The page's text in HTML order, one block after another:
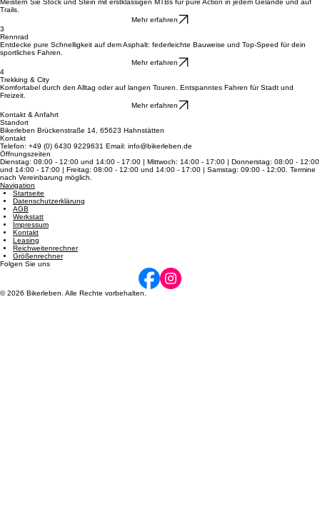
2
Meistern Sie Stock und Stein mit erstklassigen MTBs für pure Action in jedem Gelände und auf
Trails.
Mehr erfahren
3
Entdecke pure Schnelligkeit auf dem Asphalt: federleichte Bauweise und Top-Speed für dein
sportliches Fahren.
Mehr erfahren
4
Komfortabel durch den Alltag oder auf langen Touren. Entspanntes Fahren für Stadt und
Freizeit.
Mehr erfahren
Kontakt & Anfahrt
Standort
Bikerleben Brückenstraße 14, 65623 Hahnstätten
Kontakt
Telefon: +49 (0) 6430 9229631 Email: info@bikerleben.de
Öffnungszeiten
Dienstag: 08:00 - 12:00 und 14:00 - 17:00 | Mittwoch: 14:00 - 17:00 | Donnerstag: 08:00 - 12:00
und 14:00 - 17:00 | Freitag: 08:00 - 12:00 und 14:00 - 17:00 | Samstag: 09:00 - 12:00. Termine
nach Vereinbarung möglich.
Navigation
Startseite
Datenschutzerklärung
AGB
Werkstatt
Impressum
Kontakt
Leasing